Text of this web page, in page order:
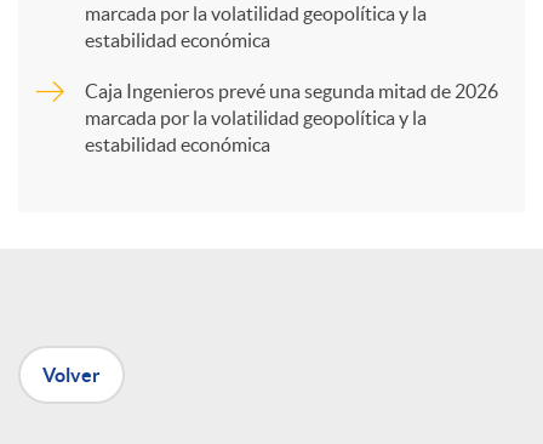
t
n
marcada por la volatilidad geopolítica y la
estabilidad económica
Caja Ingenieros prevé una segunda mitad de 2026
marcada por la volatilidad geopolítica y la
estabilidad económica
Volver